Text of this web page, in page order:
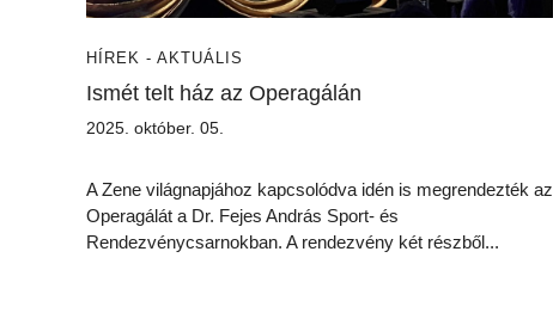
HÍREK - AKTUÁLIS
Ismét telt ház az Operagálán
2025. október. 05.
A Zene világnapjához kapcsolódva idén is megrendezték az
Operagálát a Dr. Fejes András Sport- és
Rendezvénycsarnokban. A rendezvény két részből...